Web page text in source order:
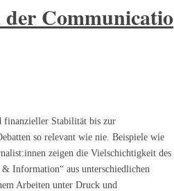
Communicatio
finanzieller Stabilität bis zur
so relevant wie nie. Beispiele wie
zeigen die Vielschichtigkeit des
Information“ aus unterschiedlichen
Arbeiten unter Druck und